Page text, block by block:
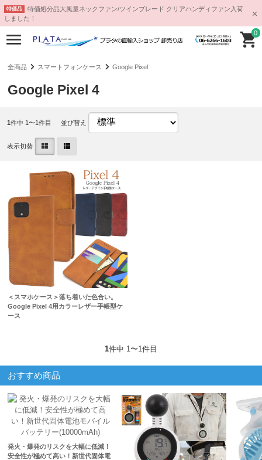
特価品
特価処分品大風量ネックファン/ツインブレード クリアハンディファン入荷
しました！
0
全商品 スマートフォンケース Google Pixel
Google Pixel 4
1件中 1〜1件目 並び替え
表示切替
＜スマホケース＞落ち着いた色合い。
Google Pixel 4用カラーレザー手帳型ケ
ース
1件中 1〜1件目
おすすめ商品
発火・爆発のリスクを大幅に低減！
安全性が極めて高い！新世代固体電